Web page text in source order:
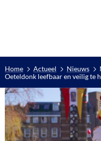
Home Actueel Nieuws
Oeteldonk leefbaar en veilig te